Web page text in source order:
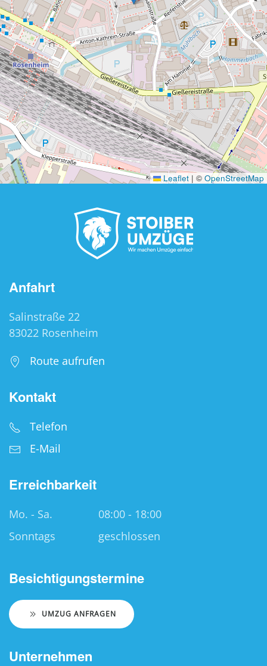
Leaflet | © OpenStreetMap
Anfahrt
Salinstraße 22
83022 Rosenheim
Route aufrufen
Kontakt
Telefon
E-Mail
Erreichbarkeit
Mo. - Sa.
08:00 - 18:00
Sonntags
geschlossen
Besichtigungstermine
UMZUG ANFRAGEN
Unternehmen